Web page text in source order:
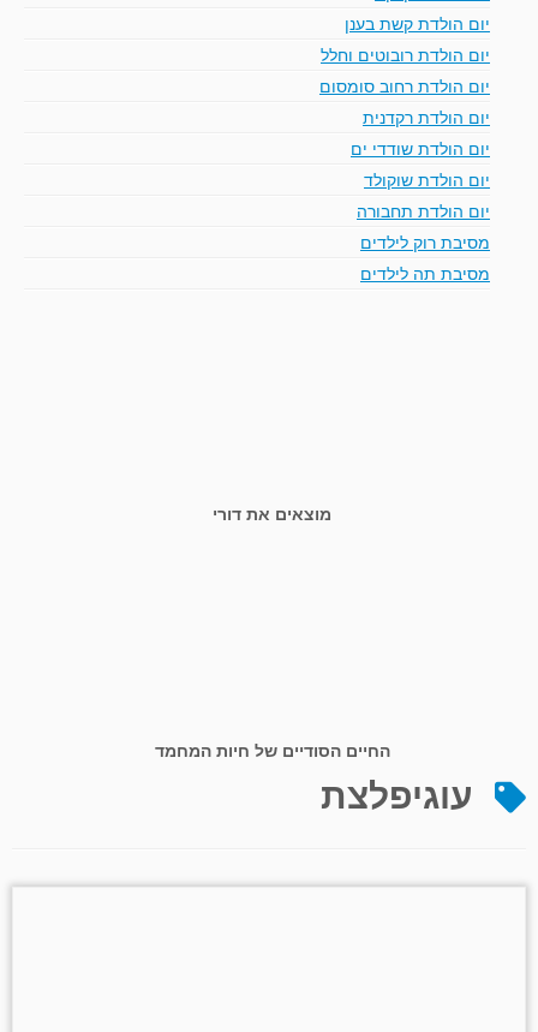
יום הולדת קשת בענן
יום הולדת רובוטים וחלל
יום הולדת רחוב סומסום
יום הולדת רקדנית
יום הולדת שודדי ים
יום הולדת שוקולד
יום הולדת תחבורה
מסיבת רוק לילדים
מסיבת תה לילדים
מוצאים את דורי
החיים הסודיים של חיות המחמד
עוגיפלצת